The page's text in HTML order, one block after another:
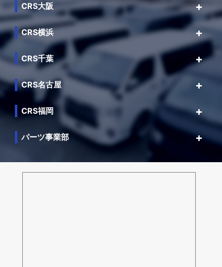
CRS大阪
CRS横浜
CRS千葉
CRS名古屋
CRS福岡
パーツ事業部